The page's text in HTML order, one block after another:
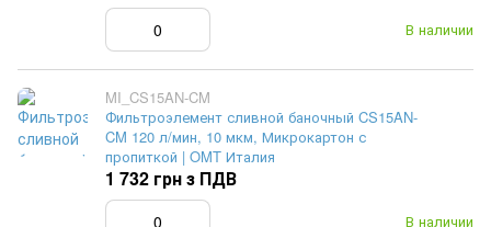
В наличии
MI_CS15AN-CM
Фильтроэлемент сливной баночный CS15AN-
CM 120 л/мин, 10 мкм, Микрокартон с
пропиткой | OMT Италия
В наличии
1 732 грн з ПДВ